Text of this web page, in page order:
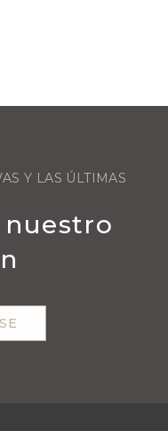
Y LAS ÚLTIMAS
nuestro